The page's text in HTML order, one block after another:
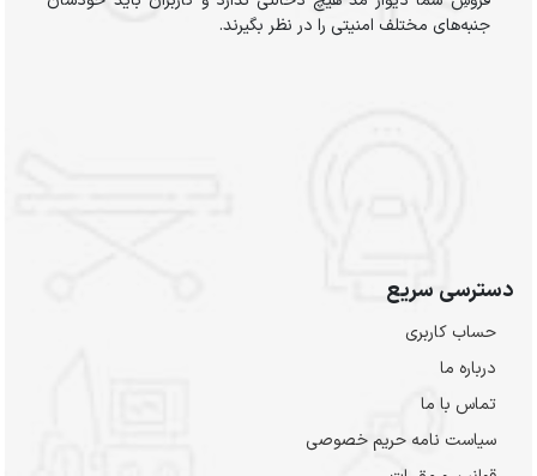
جنبه‌های مختلف امنیتی را در نظر بگیرند.
دسترسی سریع
حساب کاربری
درباره ما
تماس با ما
سیاست نامه حریم خصوصی